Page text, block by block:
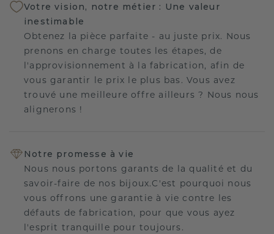
Votre vision, notre métier : Une valeur
inestimable
Obtenez la pièce parfaite - au juste prix. Nous
prenons en charge toutes les étapes, de
l'approvisionnement à la fabrication, afin de
vous garantir le prix le plus bas. Vous avez
trouvé une meilleure offre ailleurs ? Nous nous
alignerons !
Notre promesse à vie
Nous nous portons garants de la qualité et du
savoir-faire de nos bijoux.C'est pourquoi nous
vous offrons une garantie à vie contre les
défauts de fabrication, pour que vous ayez
l'esprit tranquille pour toujours.